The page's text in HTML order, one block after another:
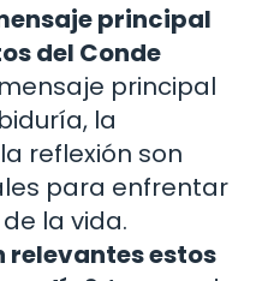
principal
del Conde
principal
la
reflexión son
para enfrentar
la vida.
relevantes estos